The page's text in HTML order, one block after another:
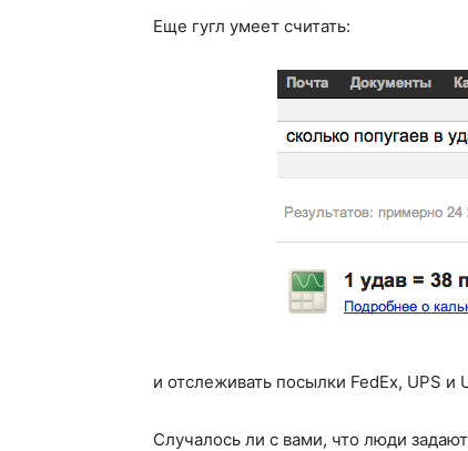
Еще гугл умеет считать:
и отслеживать посылки FedEx, UPS
Случалось ли с вами, что люди